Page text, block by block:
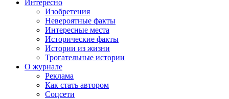
Интересно
Изобретения
Невероятные факты
Интересные места
Исторические факты
Истории из жизни
Трогательные истории
О журнале
Реклама
Как стать автором
Соцсети